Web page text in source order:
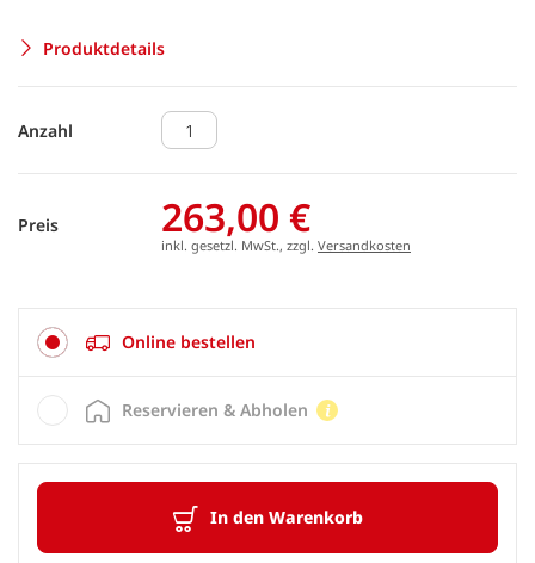
Produktdetails
Anzahl
Preis 263,00 €
inkl. gesetzl. MwSt., zzgl. Versandkosten
Online bestellen
In den Warenkorb
Reservieren & Abholen